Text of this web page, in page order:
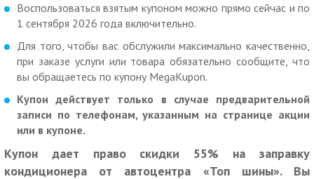
Воспользоваться взятым купоном можно прямо сейчас и по
1 сентября 2026 года включительно.
Для того, чтобы вас обслужили максимально качественно,
при заказе услуги или товара обязательно сообщите, что
вы обращаетесь по купону MegaKupon.
Купон действует только в случае предварительной
записи по телефонам, указанным на странице акции
или в купоне.
Купон дает право скидки 55% на заправку
кондиционера от автоцентра «Топ шины». Вы